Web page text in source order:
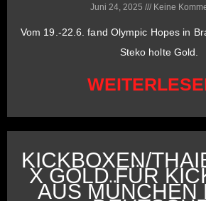
Juni 24, 2025 Keine
Vom 19.-22.6. fand Olympic Hopes in
Steko holte Gold.
KICKBOXEN/
X GOLD FÜR
AUS MÜNCHEN